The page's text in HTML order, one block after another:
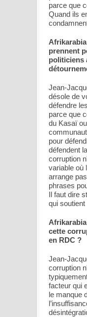
parce que
Quand ils
prennent
politiciens
Jean-
désole de
défendre
parce que
du Kasaï
pour
défendent
corruption
variable où
arrange
phrases
Il faut dire
qui soutient
cette
en RDC ?
Jean-
corruption
facteur qui
le manque